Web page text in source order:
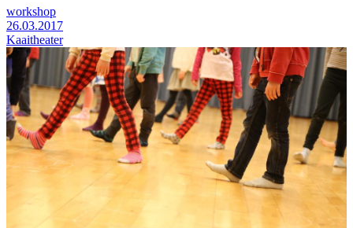
workshop
26.03.2017
Kaaitheater